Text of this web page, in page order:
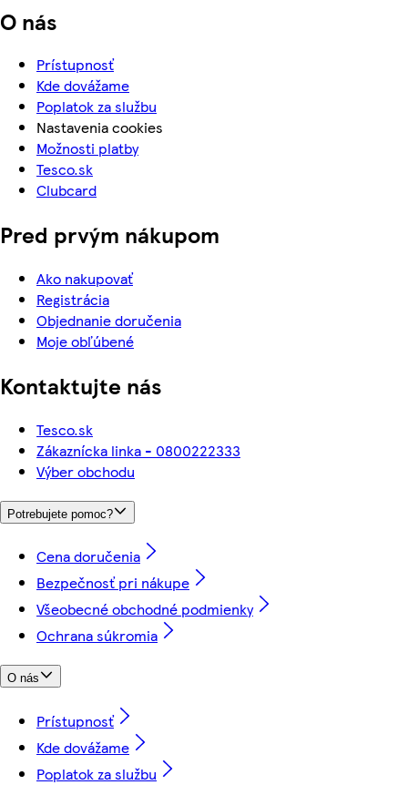
O nás
Prístupnosť
Kde dovážame
Poplatok za službu
Nastavenia cookies
Možnosti platby
Tesco.sk
Clubcard
Pred prvým nákupom
Ako nakupovať
Registrácia
Objednanie doručenia
Moje obľúbené
Kontaktujte nás
Tesco.sk
Zákaznícka linka - 0800222333
Výber obchodu
Potrebujete pomoc?
Cena doručenia
Bezpečnosť pri nákupe
Všeobecné obchodné podmienky
Ochrana súkromia
O nás
Prístupnosť
Kde dovážame
Poplatok za službu